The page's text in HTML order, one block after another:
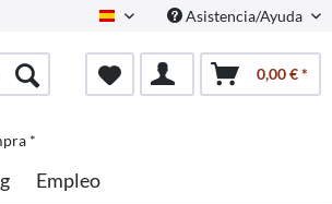
Spanisch Asistencia/Ayuda
0,00 € *
*
Empleo